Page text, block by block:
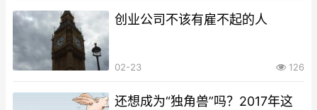
创业公司不该有雇不起的人
02-23 126
还想成为“独角兽”吗？2017年这